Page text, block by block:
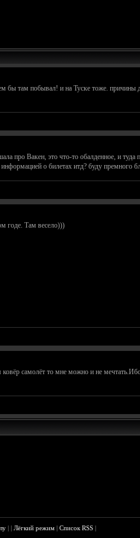
бы там побывал! и на Туске тоже. причины
про Вакен, это что-то обалденное, и
о билетах итд? буду премного
годе. Там весело)))
ковёр самолёт то мне можно и не
||Лёгкий режим |Список RSS |